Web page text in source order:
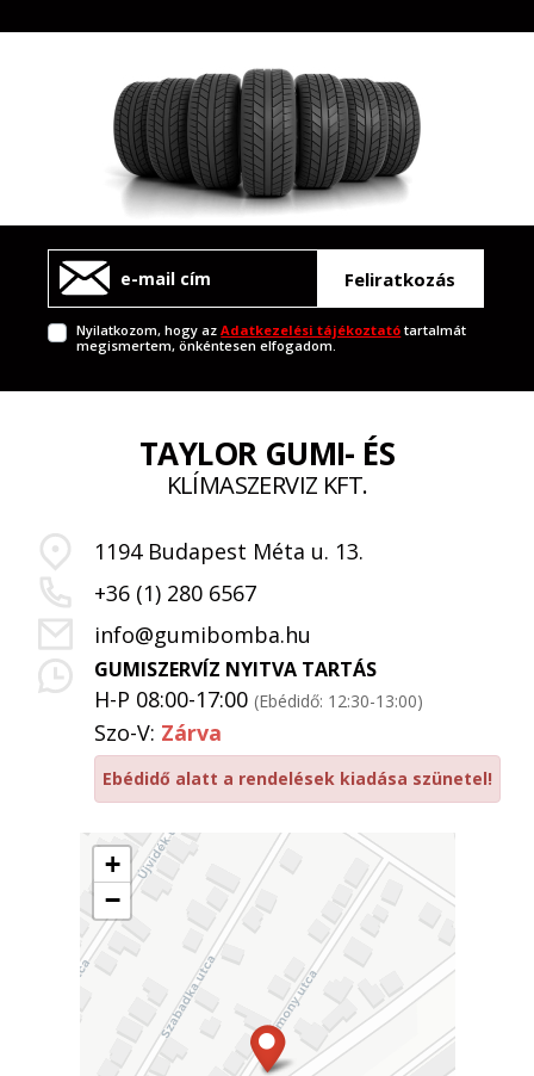
Feliratkozás
Nyilatkozom, hogy azAdatkezelési tájékoztató tartalmát
megismertem, önkéntesen elfogadom.
+
−
TAYLOR GUMI- ÉS
KLÍMASZERVIZ KFT.
1194 Budapest Méta u. 13.
+36 (1) 280 6567
info@gumibomba.hu
GUMISZERVÍZ NYITVA TARTÁS
H-P 08:00-17:00 (Ebédidő: 12:30-13:00)
Szo-V: Zárva
Ebédidő alatt a rendelések kiadása szünetel!